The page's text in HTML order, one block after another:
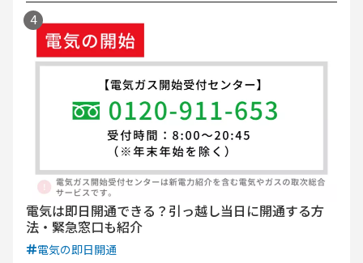
電気は即日開通できる？引っ越し当日に開通する方
法・緊急窓口も紹介
電気の即日開通